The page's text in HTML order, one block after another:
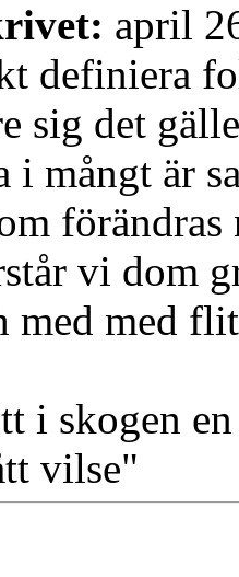
april
definiera
sig det
i mångt är
vi dom
med med
i skogen
vilse"